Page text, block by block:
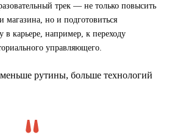
трек — не только повысить
магазина, но и подготовиться
карьере, например, к переходу
управляющего.